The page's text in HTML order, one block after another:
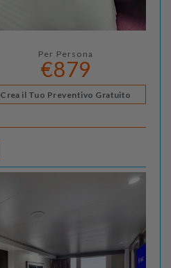
Per Persona
€879
Crea il Tuo Preventivo Gratuito